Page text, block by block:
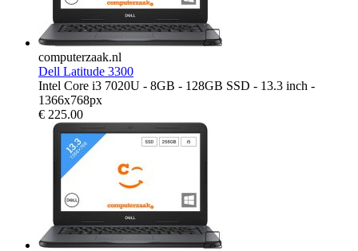
computerzaak.nl
Dell Latitude 3300
Intel Core i3 7020U - 8GB - 128GB SSD - 13.3 inch -
1366x768px
€ 225.00